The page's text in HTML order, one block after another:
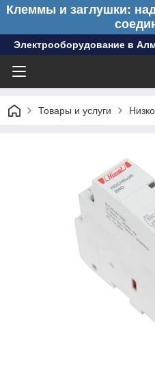
Клеммы и заглушки:
Электрооборудование в
Товары и услуги